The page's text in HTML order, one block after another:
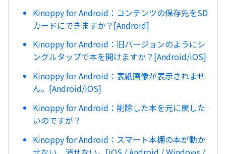
Kinoppy for Android：コンテンツの保存先をSD
カードにできますか？[Android]
Kinoppy for Android：旧バージョンのようにシ
ングルタップで本を開けますか？[Android/iOS]
Kinoppy for Android：表紙画像が表示されませ
ん。[Android/iOS]
Kinoppy for Android：削除した本を元に戻した
いのですが？
Kinoppy for Android：スマート本棚の本が動か